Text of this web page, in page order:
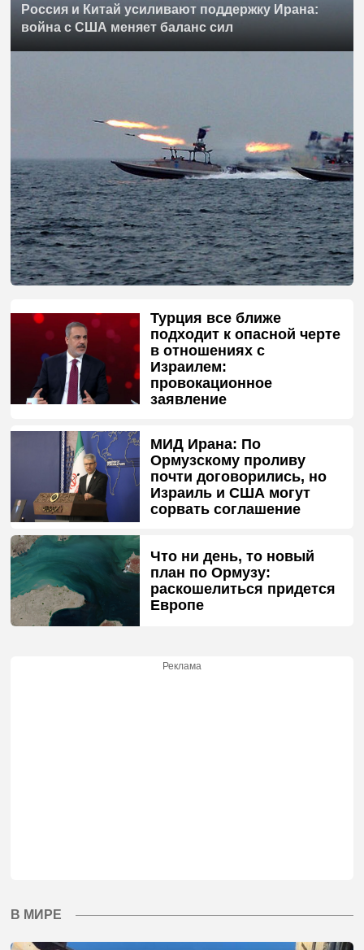
Россия и Китай усиливают поддержку Ирана:
война с США меняет баланс сил
Турция все ближе
подходит к опасной черте
в отношениях с
Израилем:
провокационное
заявление
МИД Ирана: По
Ормузскому проливу
почти договорились, но
Израиль и США могут
сорвать соглашение
Что ни день, то новый
план по Ормузу:
раскошелиться придется
Европе
Реклама
В МИРЕ